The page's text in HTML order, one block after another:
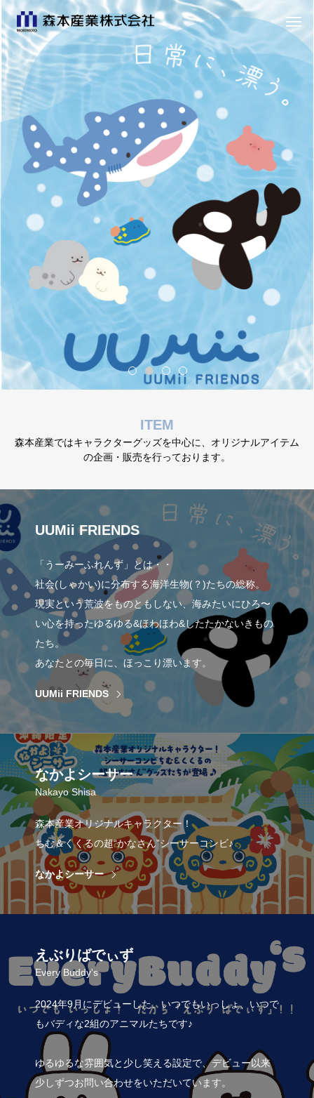
ITEM
森本産業ではキャラクターグッズを中心に、オリジナルアイテム
の企画・販売を行っております。
UUMii FRIENDS
「うーみーふれんず」とは・・
社会(しゃかい)に分布する海洋生物(？)たちの総称。
現実という荒波をものともしない、海みたいにひろ〜
い心を持ったゆるゆる&ほわほわ&したたかないきもの
たち。
あなたとの毎日に、ほっこり漂います。
UUMii FRIENDS
なかよシーサー
Nakayo Shisa
森本産業オリジナルキャラクター！
ちむ＆くくるの超“かなさん”シーサーコンビ♪
なかよシーサー
えぶりばでぃず
Every Buddy's
2024年9月にデビューした、いつでもいっしょ、いつで
もバディな2組のアニマルたちです♪
ゆるゆるな雰囲気と少し笑える設定で、デビュー以来
少しずつお問い合わせをいただいています。